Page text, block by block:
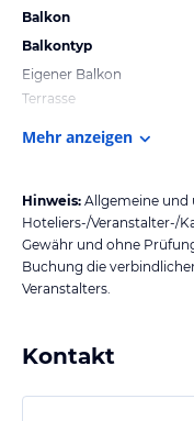
Balkon
Balkontyp
Eigener Balkon
Terrasse
Mehr anzeigen
Hinweis: Allgemeine und
Hoteliers-/Veranstalter-/
Gewähr und ohne
Buchung die
Veranstalters.
Kontakt